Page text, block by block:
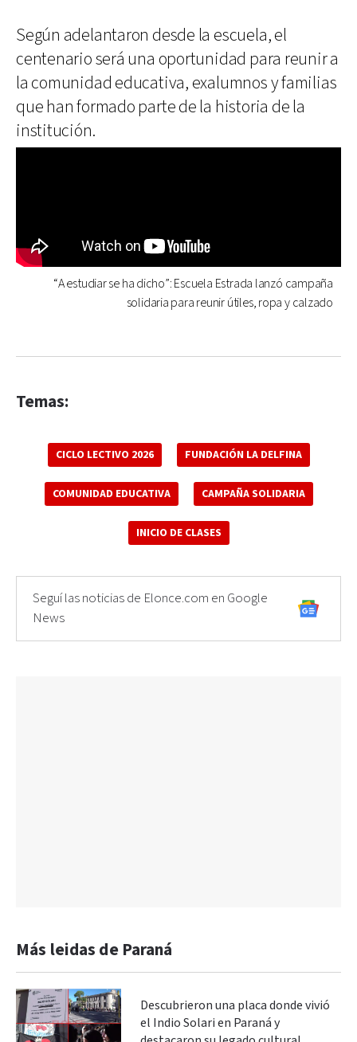
Según adelantaron desde la escuela, el
centenario será una oportunidad para reunir a
la comunidad educativa, exalumnos y familias
que han formado parte de la historia de la
institución.
“A estudiar se ha dicho”: Escuela Estrada lanzó campaña
solidaria para reunir útiles, ropa y calzado
Temas:
CICLO LECTIVO 2026 FUNDACIÓN LA DELFINA
COMUNIDAD EDUCATIVA CAMPAÑA SOLIDARIA
INICIO DE CLASES
Seguí las noticias de Elonce.com en Google
News
Más leidas de Paraná
Descubrieron una placa donde vivió
el Indio Solari en Paraná y